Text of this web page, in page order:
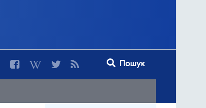
Type 2 or more characters for
Пошук